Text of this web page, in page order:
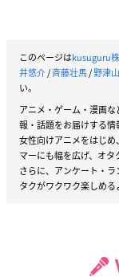
このページはkusuguru
井悠介/斉藤壮馬/野津
い。
アニメ・ゲーム・漫画
報・話題をお届けする情
女性向けアニメをはじ
マーにも幅を広げ、オタ
さらに、アンケート・
タクがワクワク楽しめる